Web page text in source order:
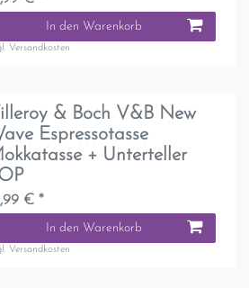
In den Warenkorb
Versandkosten
& Boch V&B New
Espressotasse
+ Unterteller
€ *
In den Warenkorb
Versandkosten